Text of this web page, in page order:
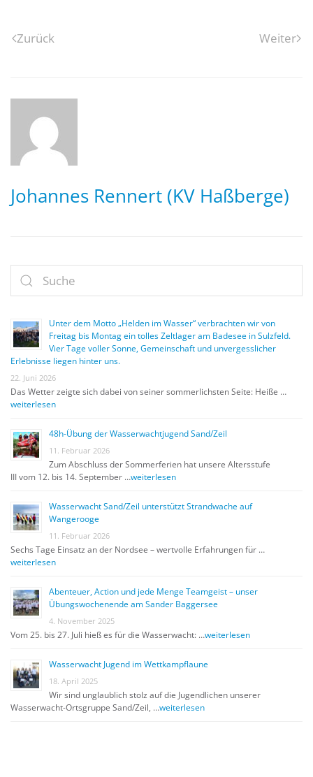
Zurück Weiter
Johannes Rennert (KV Haßberge)
Unter dem Motto „Helden im Wasser“ verbrachten wir von
Freitag bis Montag ein tolles Zeltlager am Badesee in Sulzfeld.
Vier Tage voller Sonne, Gemeinschaft und unvergesslicher
Erlebnisse liegen hinter uns.
22. Juni 2026
Das Wetter zeigte sich dabei von seiner sommerlichsten Seite: Heiße …
weiterlesen
48h-Übung der Wasserwachtjugend Sand/Zeil
11. Februar 2026
Zum Abschluss der Sommerferien hat unsere Altersstufe
III vom 12. bis 14. September …weiterlesen
Wasserwacht Sand/Zeil unterstützt Strandwache auf
Wangerooge
11. Februar 2026
Sechs Tage Einsatz an der Nordsee – wertvolle Erfahrungen für …
weiterlesen
Abenteuer, Action und jede Menge Teamgeist – unser
Übungswochenende am Sander Baggersee
4. November 2025
Vom 25. bis 27. Juli hieß es für die Wasserwacht: …weiterlesen
Wasserwacht Jugend im Wettkampflaune
18. April 2025
Wir sind unglaublich stolz auf die Jugendlichen unserer
Wasserwacht-Ortsgruppe Sand/Zeil, …weiterlesen